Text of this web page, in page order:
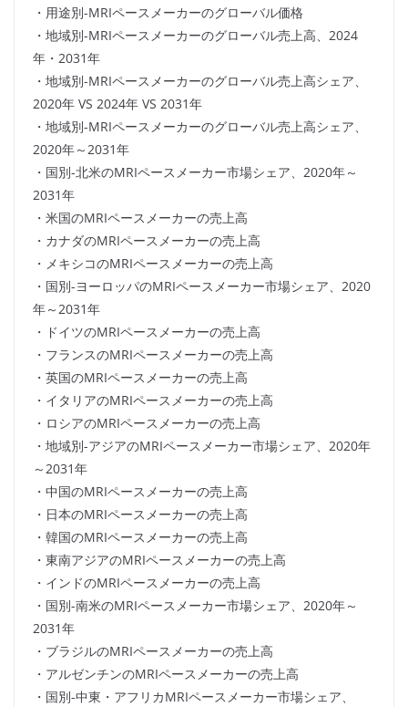
・用途別-MRIペースメーカーのグローバル価格
・地域別-MRIペースメーカーのグローバル売上高、2024
年・2031年
・地域別-MRIペースメーカーのグローバル売上高シェア、
2020年 VS 2024年 VS 2031年
・地域別-MRIペースメーカーのグローバル売上高シェア、
2020年～2031年
・国別-北米のMRIペースメーカー市場シェア、2020年～
2031年
・米国のMRIペースメーカーの売上高
・カナダのMRIペースメーカーの売上高
・メキシコのMRIペースメーカーの売上高
・国別-ヨーロッパのMRIペースメーカー市場シェア、2020
年～2031年
・ドイツのMRIペースメーカーの売上高
・フランスのMRIペースメーカーの売上高
・英国のMRIペースメーカーの売上高
・イタリアのMRIペースメーカーの売上高
・ロシアのMRIペースメーカーの売上高
・地域別-アジアのMRIペースメーカー市場シェア、2020年
～2031年
・中国のMRIペースメーカーの売上高
・日本のMRIペースメーカーの売上高
・韓国のMRIペースメーカーの売上高
・東南アジアのMRIペースメーカーの売上高
・インドのMRIペースメーカーの売上高
・国別-南米のMRIペースメーカー市場シェア、2020年～
2031年
・ブラジルのMRIペースメーカーの売上高
・アルゼンチンのMRIペースメーカーの売上高
・国別-中東・アフリカMRIペースメーカー市場シェア、